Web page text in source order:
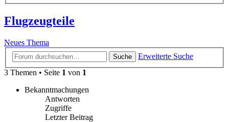
Flugzeugteile
Neues Thema
Suche
Erweiterte Suche
3 Themen • Seite 1 von 1
Bekanntmachungen
Antworten
Zugriffe
Letzter Beitrag